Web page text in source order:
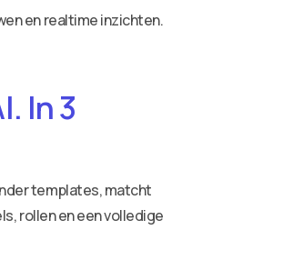
en realtime inzichten.
In 3
templates, matcht
rollen en een volledige